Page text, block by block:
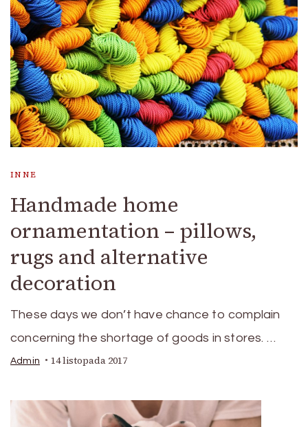
INNE
Handmade home
ornamentation – pillows,
rugs and alternative
decoration
These days we don’t have chance to complain
concerning the shortage of goods in stores. …
Admin 14 listopada 2017